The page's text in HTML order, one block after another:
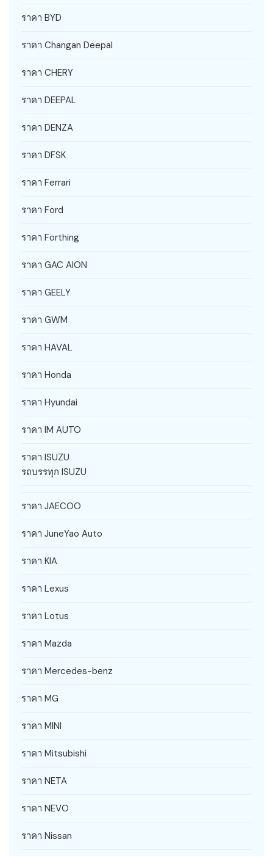
ราคา BYD
ราคา Changan Deepal
ราคา CHERY
ราคา DEEPAL
ราคา DENZA
ราคา DFSK
ราคา Ferrari
ราคา Ford
ราคา Forthing
ราคา GAC AION
ราคา GEELY
ราคา GWM
ราคา HAVAL
ราคา Honda
ราคา Hyundai
ราคา IM AUTO
ราคา ISUZU
รถบรรทุก ISUZU
ราคา JAECOO
ราคา JuneYao Auto
ราคา KIA
ราคา Lexus
ราคา Lotus
ราคา Mazda
ราคา Mercedes-benz
ราคา MG
ราคา MINI
ราคา Mitsubishi
ราคา NETA
ราคา NEVO
ราคา Nissan